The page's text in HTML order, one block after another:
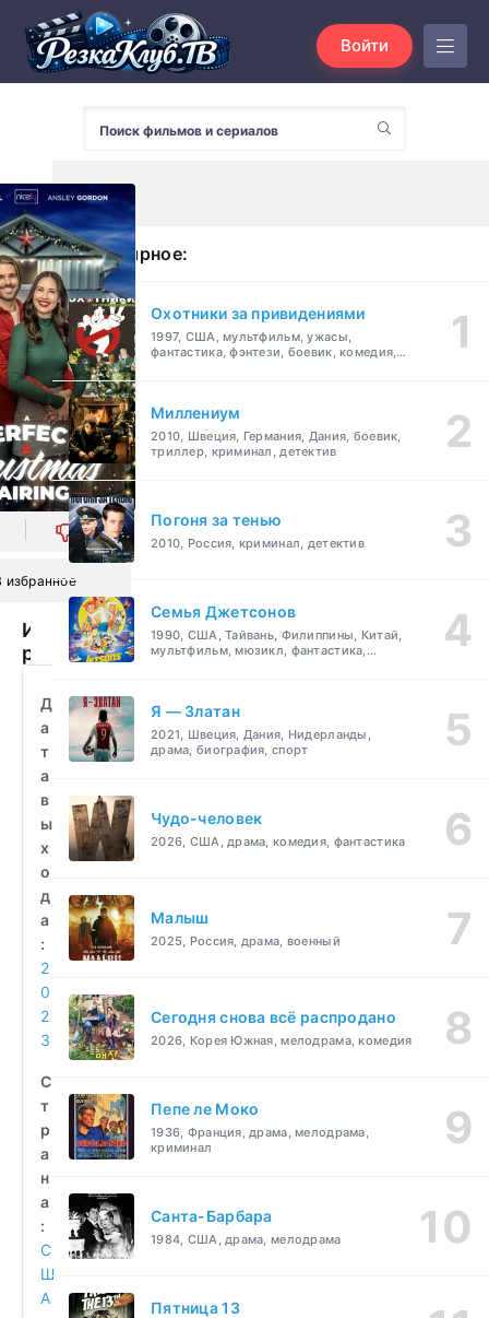
Войти
0
избранное
Идеальное
рождественское
(2023)
смотреть
бесплатно
Д
а
т
а
в
ы
х
о
д
а
:
2
0
2
3
С
т
р
а
н
а
:
С
Ш
А
Популярное:
Охотники за привидениями
1997, США, мультфильм, ужасы,
фантастика, фэнтези, боевик, комедия,
Миллениум
2010, Швеция, Германия, Дания, боевик,
триллер, криминал, детектив
Погоня за тенью
2010, Россия, криминал, детектив
Семья Джетсонов
1990, США, Тайвань, Филиппины, Китай,
мультфильм, мюзикл, фантастика,
Я — Златан
2021, Швеция, Дания, Нидерланды,
драма, биография, спорт
Чудо-человек
2026, США, драма, комедия, фантастика
Малыш
2025, Россия, драма, военный
Сегодня снова всё распродано
2026, Корея Южная, мелодрама, комедия
Пепе ле Моко
1936, Франция, драма, мелодрама,
криминал
Санта-Барбара
1984, США, драма, мелодрама
Пятница 13